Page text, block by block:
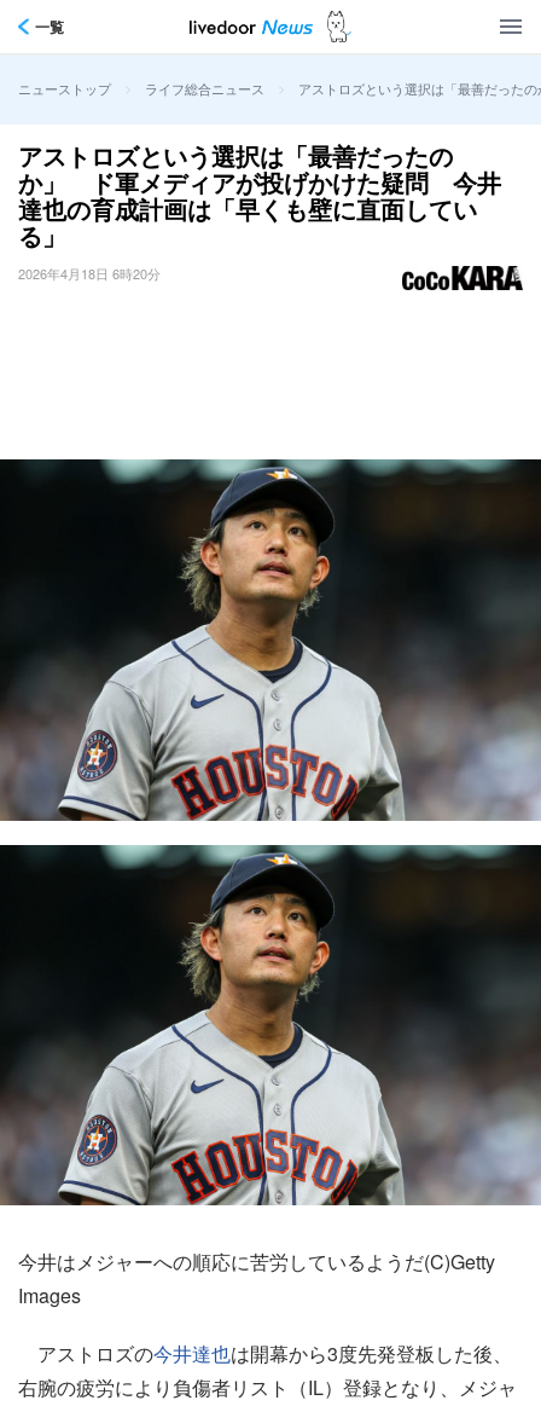
一覧
ニューストップ > ライフ総合ニュース > アストロズという選択は「最善だった
アストロズという選択は「最善だったの
か」 ド軍メディアが投げかけた疑問 今井
達也の育成計画は「早くも壁に直面してい
る」
2026年4月18日 6時20分
今井はメジャーへの順応に苦労しているようだ(C)Getty
Images
アストロズの今井達也は開幕から3度先発登板した後、
右腕の疲労により負傷者リスト（IL）登録となり、メジャ